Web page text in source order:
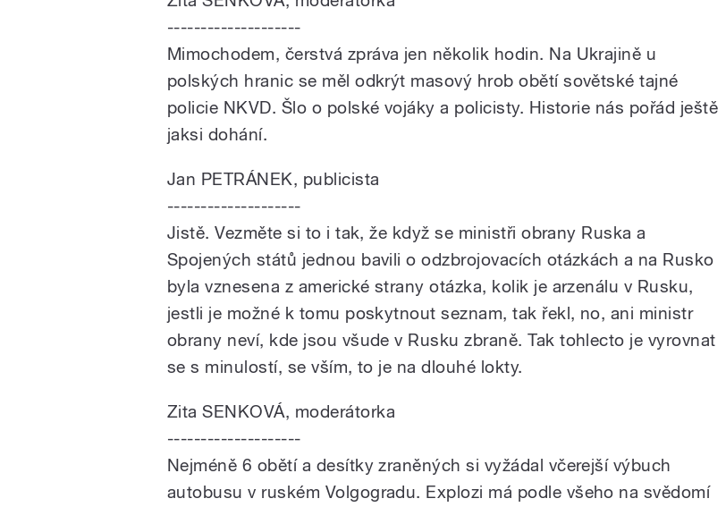
--------------------
Mimochodem, čerstvá zpráva jen několik hodin. Na Ukrajině u
polských hranic se měl odkrýt masový hrob obětí sovětské tajné
policie NKVD. Šlo o polské vojáky a policisty. Historie nás pořád ještě
jaksi dohání.
Jan PETRÁNEK, publicista
--------------------
Jistě. Vezměte si to i tak, že když se ministři obrany Ruska a
Spojených států jednou bavili o odzbrojovacích otázkách a na Rusko
byla vznesena z americké strany otázka, kolik je arzenálu v Rusku,
jestli je možné k tomu poskytnout seznam, tak řekl, no, ani ministr
obrany neví, kde jsou všude v Rusku zbraně. Tak tohlecto je vyrovnat
se s minulostí, se vším, to je na dlouhé lokty.
Zita SENKOVÁ, moderátorka
--------------------
Nejméně 6 obětí a desítky zraněných si vyžádal včerejší výbuch
autobusu v ruském Volgogradu. Explozi má podle všeho na svědomí